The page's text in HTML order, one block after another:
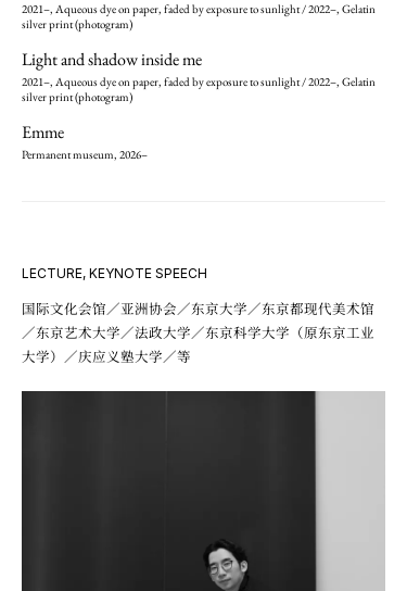
2021–, Aqueous dye on paper, faded by exposure to sunlight / 2022–, Gelatin
silver print (photogram)
Light and shadow inside me
2021–, Aqueous dye on paper, faded by exposure to sunlight / 2022–, Gelatin
silver print (photogram)
Emme
Permanent museum, 2026–
LECTURE, KEYNOTE SPEECH
国际文化会馆／亚洲协会／东京大学／东京都现代美术馆
／东京艺术大学／法政大学／东京科学大学（原东京工业
大学）／庆应义塾大学／等